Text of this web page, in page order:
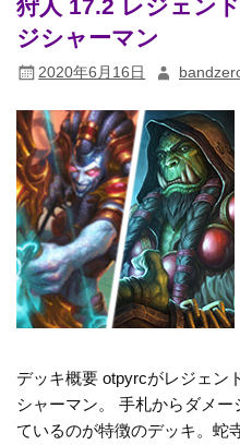
狩人 17.2 レジェン
ジシャーマン
2020年6月16日
デッキ概要 otpyrcがレジェン
シャーマン。 手札からダメ
ているのが特徴のデッキ。蛇